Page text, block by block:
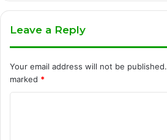
Leave a Reply
Your email address will not be published.
marked *